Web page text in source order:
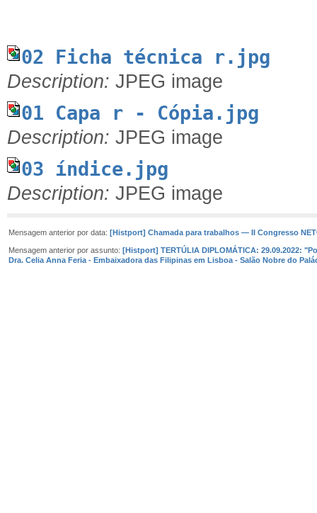
02 Ficha técnica r.jpg
Description: JPEG image
01 Capa r - Cópia.jpg
Description: JPEG image
03 índice.jpg
Description: JPEG image
Mensagem anterior por data: [Histport] Chamada para trabalhos — II Congresso
Mensagem anterior por assunto: [Histport] TERTÚLIA DIPLOMÁTICA: 29.09.2022:
Dra. Celia Anna Feria - Embaixadora das Filipinas em Lisboa - Salão Nobre do